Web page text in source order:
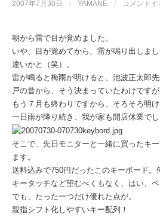
2007年7月30日 / YAMANE / コメントす
朝から雷で目が覚めました。
いや、目が覚めてから、雷が鳴り出しま
違いかと（笑）。
雷が鳴ると梅雨が明けると、池波正太郎
戸の昔から、そう決まっていたわけです
もう７月も終わりですから、そろそろ明け
一日雨が降り続き、我が家も開店休業でし
そこで、先日モニターと一緒に買ったキ
ます。
送料込みで750円だったこのキーボード。
キータッチなど望むべくもなく、はい、ベ
でも、たった一つだけ優れた点が。
親指シフト化しやすいキー配列！